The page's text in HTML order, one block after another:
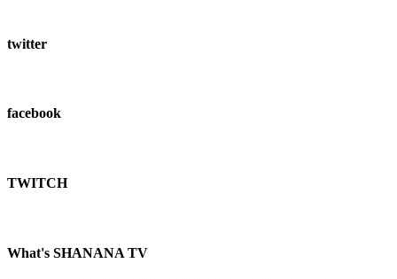
twitter
facebook
TWITCH​
What's SHANANA TV